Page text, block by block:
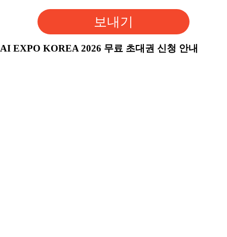
보내기
AI EXPO KOREA 2026 무료 초대권 신청 안내